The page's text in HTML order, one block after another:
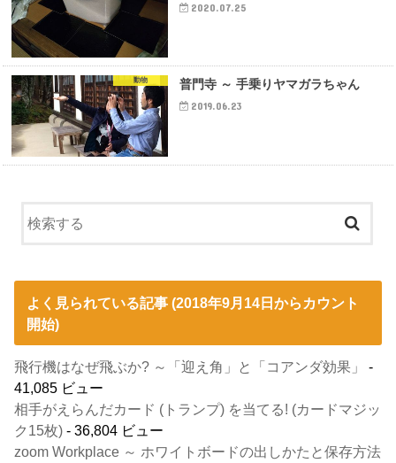
2020.07.25
動物 普門寺 ～ 手乗りヤマガラちゃん
2019.06.23
よく見られている記事 (2018年9月14日からカウント
開始)
飛行機はなぜ飛ぶか? ～「迎え角」と「コアンダ効果」
-
41,085 ビュー
相手がえらんだカード (トランプ) を当てる! (カードマジッ
ク15枚) - 36,804 ビュー
zoom Workplace ～ ホワイトボードの出しかたと保存方法